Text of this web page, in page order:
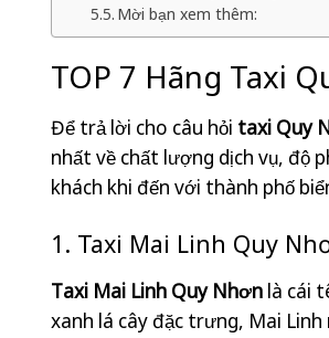
Mời bạn xem thêm:
TOP 7 Hãng Taxi
Để trả lời cho câu hỏi taxi Quy
nhất về chất lượng dịch vụ, độ
khách khi đến với thành phố
1. Taxi Mai Linh Quy
Taxi Mai Linh Quy Nhơn là cái
xanh lá cây đặc trưng, Mai